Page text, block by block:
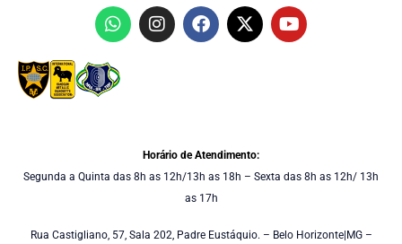
Horário de Atendimento:
Segunda a Quinta das 8h as 12h/13h as 18h – Sexta das 8h as 12h/ 13h
as 17h
Rua Castigliano, 57, Sala 202, Padre Eustáquio. – Belo Horizonte|MG –